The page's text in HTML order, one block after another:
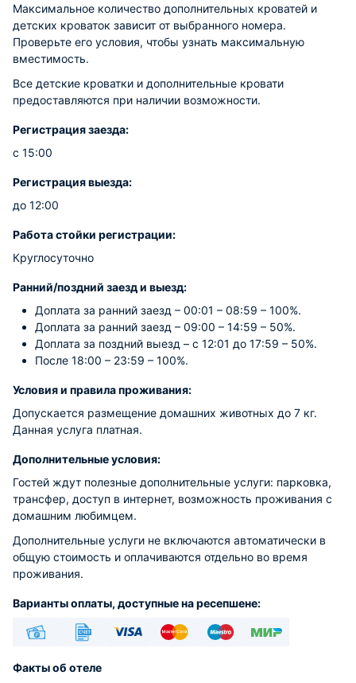
Максимальное количество дополнительных кроватей и
детских кроваток зависит от выбранного номера.
Проверьте его условия, чтобы узнать максимальную
вместимость.
Все детские кроватки и дополнительные кровати
предоставляются при наличии возможности.
Регистрация заезда:
с 15:00
Регистрация выезда:
до 12:00
Работа стойки регистрации:
Круглосуточно
Ранний/поздний заезд и выезд:
Доплата за ранний заезд – 00:01 – 08:59 – 100%.
Доплата за ранний заезд – 09:00 – 14:59 – 50%.
Доплата за поздний выезд – с 12:01 до 17:59 – 50%.
После 18:00 – 23:59 – 100%.
Условия и правила проживания:
Допускается размещение домашних животных до 7 кг.
Данная услуга платная.
Дополнительные условия:
Гостей ждут полезные дополнительные услуги: парковка,
трансфер, доступ в интернет, возможность проживания с
домашним любимцем.
Дополнительные услуги не включаются автоматически в
общую стоимость и оплачиваются отдельно во время
проживания.
Варианты оплаты, доступные на ресепшене:
Факты об отеле